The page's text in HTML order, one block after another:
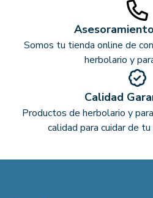
Somos tu tienda online de
herbolario y
Calidad
Productos de herbolario y
calidad para cuidar de